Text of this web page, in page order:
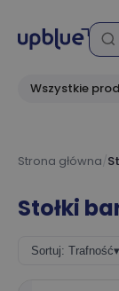
Wszystkie
Strona główna
Stołki
Sortuj: Trafność▾